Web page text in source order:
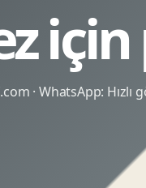
· WhatsApp: Hızlı